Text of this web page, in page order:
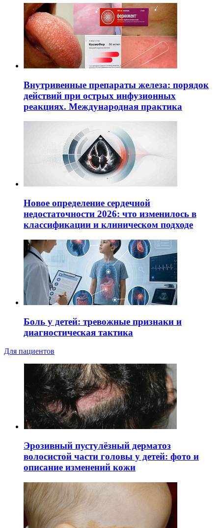
Внутривенные препараты железа: порядок
действий при острых инфузионных
реакциях. Международная практика
Новое определение сердечной
недостаточности 2026: что изменилось в
классификации и клиническом подходе
Боль у детей: тревожные признаки и
диагностическая тактика
Для пациентов
Эрозивный пустулёзный дерматоз
волосистой части головы у детей: фото и
описание изменений кожи